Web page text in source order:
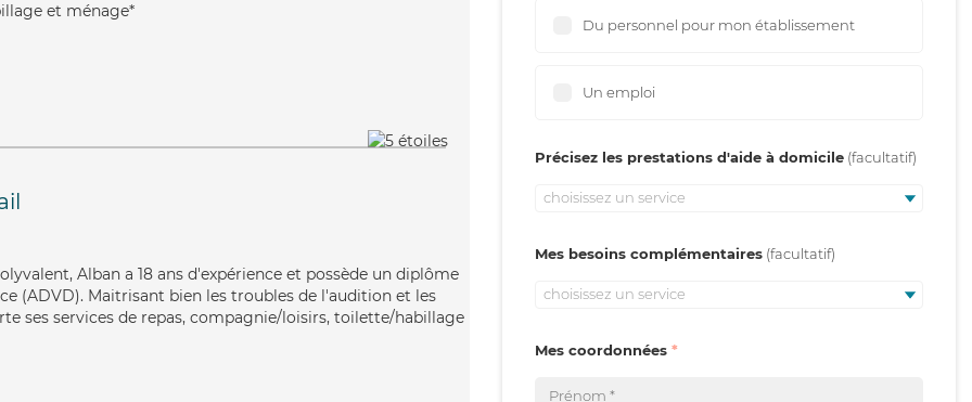
et ménage*
Alban a 18 ans d'expérience et possède un diplôme
(ADVD). Maitrisant bien les troubles de l'audition et les
ses services de repas, compagnie/loisirs, toilette/habillage
Du personnel pour mon établissement
Un emploi
Précisez les prestations d'aide à domicile
choisissez un service
Mes besoins complémentaires
choisissez un service
Mes coordonnées